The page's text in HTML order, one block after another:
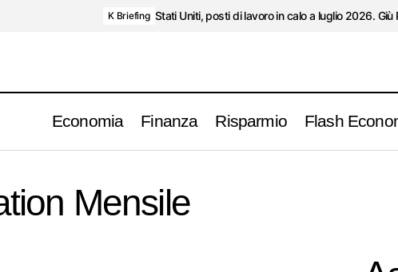
K Briefing Stati Uniti, posti di lavoro in calo a luglio 2026.
Economia Finanza Risparmio Flash
Mensile